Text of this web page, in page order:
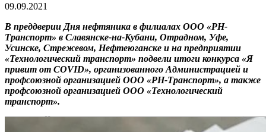
09.09.2021
В преддверии Дня нефтяника в филиалах ООО «РН-
Транспорт» в Славянске-на-Кубани, Отрадном, Уфе,
Усинске, Стрежевом, Нефтеюганске и на предприятии
«Технологический транспорт» подвели итоги конкурса «Я
привит от COVID», организованного Администрацией и
профсоюзной организацией ООО «РН-Транспорт», а также
профсоюзной организацией ООО «Технологический
транспорт».